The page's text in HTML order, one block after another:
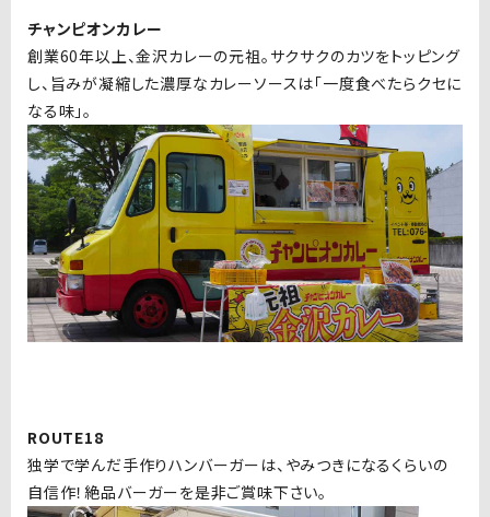
チャンピオンカレー
創業60年以上、金沢カレーの元祖。サクサクのカツをトッピング
し、旨みが凝縮した濃厚なカレーソースは「一度食べたらクセに
なる味」。
ROUTE18
独学で学んだ手作りハンバーガーは、やみつきになるくらいの
自信作！絶品バーガーを是非ご賞味下さい。